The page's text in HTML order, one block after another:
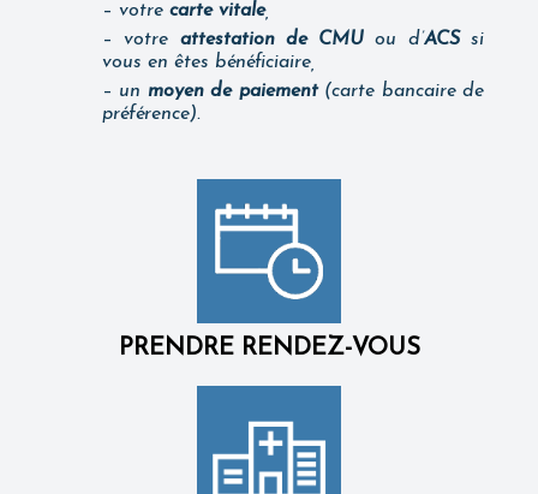
– votre carte vitale,
–votre attestation de CMU ou d’ACSsi
vous en êtes bénéficiaire,
– un moyen de paiement (carte bancaire de
préférence).
PRENDRE RENDEZ-VOUS